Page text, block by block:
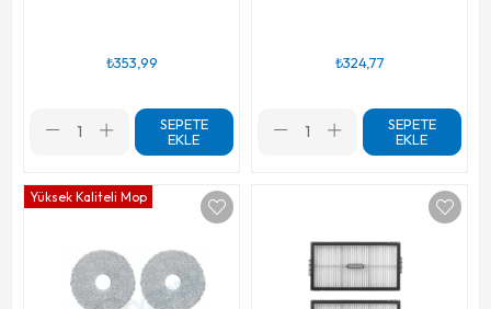
₺353,99
SEPETE
EKLE
₺324,77
SEPETE
EKLE
Yüksek Kaliteli Mop